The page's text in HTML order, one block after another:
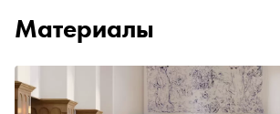
Материалы